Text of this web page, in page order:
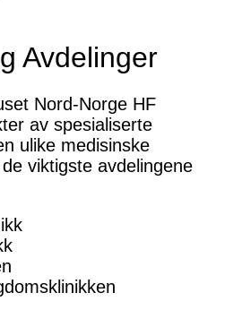
Avdelinger
Nord-Norge HF
av spesialiserte
ulike medisinske
viktigste avdelingene